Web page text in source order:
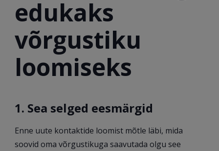
edukaks
võrgustiku
loomiseks
1. Sea selged eesmärgid
Enne uute kontaktide loomist mõtle läbi, mida
soovid oma võrgustikuga saavutada olgu see